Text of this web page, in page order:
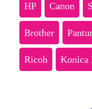
HP Canon
Brother
Ricoh Konica